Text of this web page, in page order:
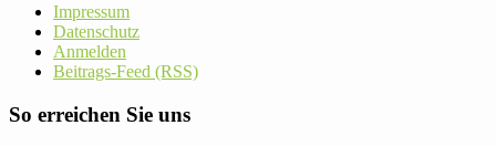
Impressum
Datenschutz
Anmelden
Beitrags-Feed (RSS)
So erreichen Sie uns